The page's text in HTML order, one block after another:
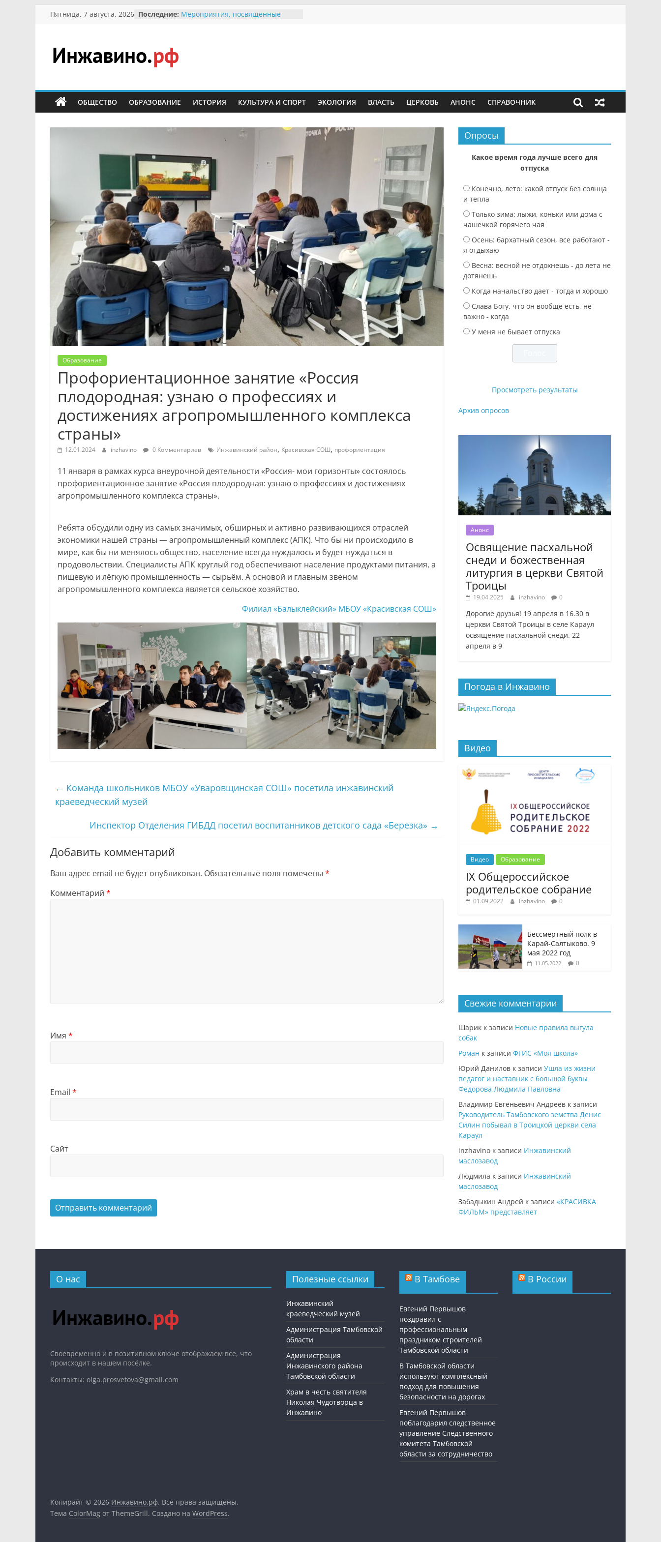
Перейти
Пятница, 7 августа, 2026 Последние: Мероприятия, посвященные
Безопасность в сети Интернет
Ученики приняли участие в
мероприятии «Сохраним
В вольере Воронинского
заповедника родились крапчатые
Инжавино.рф
сельский
портал
ОБЩЕСТВО ОБРАЗОВАНИЕ ИСТОРИЯ КУЛЬТУРА И СПОРТ ЭКОЛОГИЯ ВЛАСТЬ ЦЕРКОВЬ АНОНС СПРАВОЧНИК
Образование
Профориентационное занятие «Россия
плодородная: узнаю о профессиях и
достижениях агропромышленного комплекса
страны»
12.01.2024 inzhavino 0 Комментариев Инжавинский район, Красивская СОШ, профориентация
11 января в рамках курса внеурочной деятельности «Россия- мои горизонты» состоялось
профориентационное занятие «Россия плодородная: узнаю о профессиях и достижениях
агропромышленного комплекса страны».
Ребята обсудили одну из самых значимых, обширных и активно развивающихся отраслей
экономики нашей страны — агропромышленный комплекс (АПК). Что бы ни происходило в
мире, как бы ни менялось общество, население всегда нуждалось и будет нуждаться в
продовольствии. Специалисты АПК круглый год обеспечивают население продуктами питания, а
пищевую и лёгкую промышленность — сырьём. А основой и главным звеном
агропромышленного комплекса является сельское хозяйство.
Филиал «Балыклейский» МБОУ «Красивская СОШ»
← Команда школьников МБОУ «Уваровщинская СОШ» посетила инжавинский
краеведческий музей
Инспектор Отделения ГИБДД посетил воспитанников детского сада «Березка» →
Добавить комментарий
Ваш адрес email не будет опубликован. Обязательные поля помечены *
Комментарий *
Имя *
Email *
Сайт
Опросы
Какое время года лучше всего для
отпуска
Конечно, лето: какой отпуск без солнца
и тепла
Только зима: лыжи, коньки или дома с
чашечкой горячего чая
Осень: бархатный сезон, все работают -
я отдыхаю
Весна: весной не отдохнешь - до лета не
дотянешь
Когда начальство дает - тогда и хорошо
Слава Богу, что он вообще есть, не
важно - когда
У меня не бывает отпуска
Просмотреть результаты
Архив опросов
Анонс
Освящение пасхальной
снеди и божественная
литургия в церкви Святой
Троицы
19.04.2025 inzhavino 0
Дорогие друзья! 19 апреля в 16.30 в
церкви Святой Троицы в селе Караул
освящение пасхальной снеди. 22
апреля в 9
Погода в Инжавино
Видео
Видео Образование
IX Общероссийское
родительское собрание
01.09.2022 inzhavino 0
Бессмертный полк в
Карай-Салтыково. 9
мая 2022 год
11.05.2022 0
Свежие комментарии
Шарик к записи Новые правила выгула
собак
Роман к записи ФГИС «Моя школа»
Юрий Данилов к записи Ушла из жизни
педагог и наставник с большой буквы
Федорова Людмила Павловна
Владимир Евгеньевич Андреев к записи
Руководитель Тамбовского земства Денис
Силин побывал в Троицкой церкви села
Караул
inzhavino к записи Инжавинский
маслозавод
Людмила к записи Инжавинский
маслозавод
Забадыкин Андрей к записи «КРАСИВКА
ФИЛЬМ» представляет
О нас
Cвоевременно и в позитивном ключе отображаем все, что
происходит в нашем посёлке.
Контакты: olga.prosvetova@gmail.com
Полезные ссылки
Инжавинский
краеведческий музей
Администрация Тамбовской
области
Администрация
Инжавинского района
Тамбовской области
Храм в честь святителя
Николая Чудотворца в
Инжавино
В Тамбове
Евгений Первышов
поздравил с
профессиональным
праздником строителей
Тамбовской области
В Тамбовской области
используют комплексный
подход для повышения
безопасности на дорогах
Евгений Первышов
поблагодарил следственное
управление Следственного
комитета Тамбовской
области за сотрудничество
В России
Копирайт © 2026 Инжавино.рф. Все права защищены.
Тема ColorMag от ThemeGrill. Создано на WordPress.